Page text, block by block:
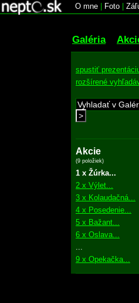
O mne Foto
Galéria
spustiť
rozšírené
>
Akcie
(9 položiek)
1 x Žúrka...
2 x Výlet...
3 x Kolaudačná...
4 x Posedenie...
5 x Bažant...
6 x Oslava...
9 x Opekačka...